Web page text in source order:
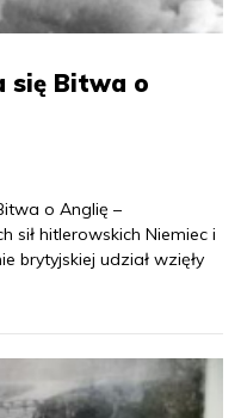
się Bitwa o
o Anglię –
sił hitlerowskich Niemiec i
brytyjskiej udział wzięły